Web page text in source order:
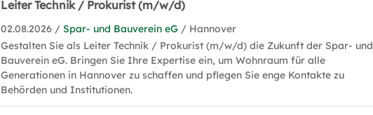
Leiter Technik / Prokurist (m/w/d)
02.08.2026 /Spar- und Bauverein eG / Hannover
Gestalten Sie als Leiter Technik / Prokurist (m/w/d) die Zukunft der Spar- und
Bauverein eG. Bringen Sie Ihre Expertise ein, um Wohnraum für alle
Generationen in Hannover zu schaffen und pflegen Sie enge Kontakte zu
Behörden und Institutionen.